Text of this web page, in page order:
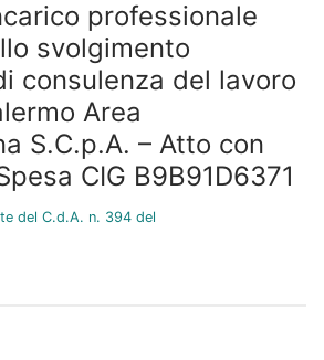
professionale
svolgimento
consulenza del lavoro
Area
S.C.p.A. – Atto con
CIG B9B91D6371
del C.d.A. n. 394 del